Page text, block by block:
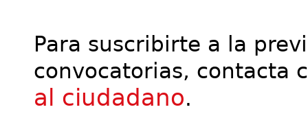
Para suscribirte a la
convocatorias, contacta
al ciudadano.